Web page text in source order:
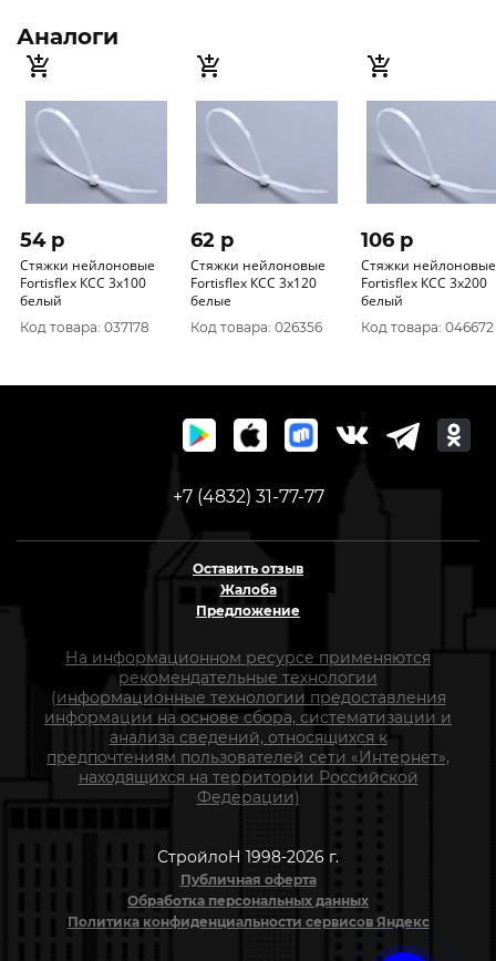
Аналоги
54 p
Стяжки нейлоновые
Fortisflex КСС 3х100
белый
Код товара: 037178
62 p
Стяжки нейлоновые
Fortisflex КСС 3х120
белые
Код товара: 026356
106 p
Стяжки нейлоновые
Fortisflex КСС 3х200
белый
Код товара: 046672
+7 (4832) 31-77-77
Оставить отзыв
Жалоба
Предложение
На информационном ресурсе применяются
рекомендательные технологии
(информационные технологии предоставления
информации на основе сбора, систематизации и
анализа сведений, относящихся к
предпочтениям пользователей сети «Интернет»,
находящихся на территории Российской
Федерации)
СтройлоН 1998-2026 г.
Публичная оферта
Обработка персональных данных
Политика конфиденциальности сервисов Яндекс